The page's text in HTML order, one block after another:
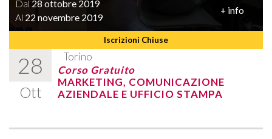
Iscrizioni Chiuse
Dal 28 ottobre 2019
Al 22 novembre 2019
+ info
28
Ott
Torino
Corso Gratuito
MARKETING, COMUNICAZIONE
AZIENDALE E UFFICIO STAMPA